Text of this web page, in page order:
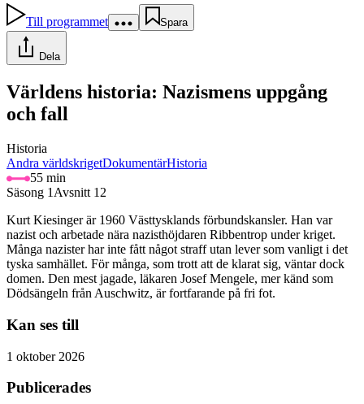
Till programmet Spara
Dela
Världens historia: Nazismens uppgång
och fall
Historia
Andra världskrigetDokumentärHistoria
55 min
Säsong 1 Avsnitt 12
Kurt Kiesinger är 1960 Västtysklands förbundskansler. Han var
nazist och arbetade nära nazisthöjdaren Ribbentrop under kriget.
Många nazister har inte fått något straff utan lever som vanligt i det
tyska samhället. För många, som trott att de klarat sig, väntar dock
domen. Den mest jagade, läkaren Josef Mengele, mer känd som
Dödsängeln från Auschwitz, är fortfarande på fri fot.
Kan ses till
1 oktober 2026
Publicerades